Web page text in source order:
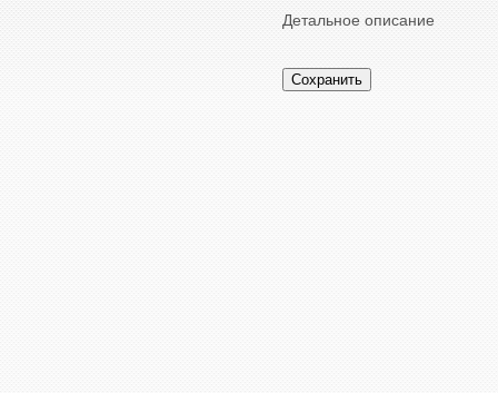
Детальное описание